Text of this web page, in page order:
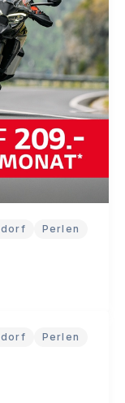
Perlen
Perlen